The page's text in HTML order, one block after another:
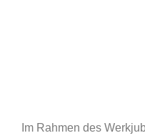
Im Rahmen des